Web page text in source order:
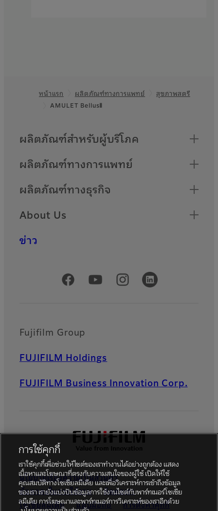
หน้าแรก ผลิตภัณฑ์ทางการแพทย์
สุขภาพสตรี
AMULET BellusⅡ
Quick Links
ผลิตภัณฑ์สำหรับผู้บริโภค
ผลิตภัณฑ์ทางการแพทย์
ผลิตภัณฑ์ทางธุรกิจ
About Us
ข่าว
Official Social Media Accounts
Fujifilm Group
FUJIFILM Holdings
FUJIFILM Business Innovation Corp.
นโยบายเรื่องความเป็นส่วนตัว
ข้อตกลงในการใช้งาน
ติดต่อเรา
โซเชียลมีเดีย
แอปมือถือ การตั้งค่าคุกกี้
การใช้คุกกี้
เราใช้คุกกี้เพื่อช่วยให้ไซต์ของเราทำงานได้อย่างถูกต้อง แสดง
เนื้อหาและโฆษณาที่ตรงกับความสนใจของผู้ใช้ เปิดให้ใช้
คุณสมบัติทางโซเชียลมีเดีย และเพื่อวิเคราะห์การเข้าถึงข้อมูล
ของเรา เรายังแบ่งปันข้อมูลการใช้งานไซต์กับพาร์ทเนอร์โซเชีย
ลมีเดีย การโฆษณาและพาร์ทเนอร์การวิเคราะห์ของเราอีกด้วย